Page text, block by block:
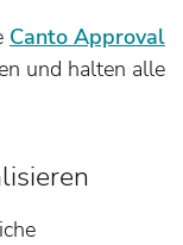
Canto Approval
und halten alle